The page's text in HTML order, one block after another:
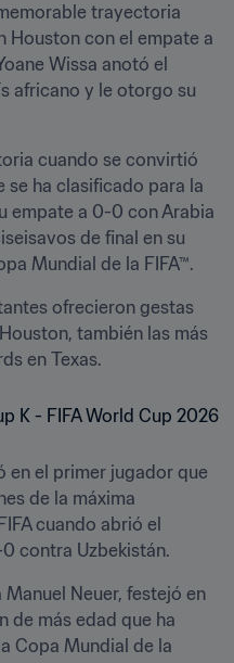
trayectoria
Houston con el empate a
Wissa anotó el
africano y le otorgo su
cuando se convirtió
se ha clasificado para la
empate a 0-0 con Arabia
de final en su
Mundial de la FIFA™.
ofrecieron gestas
también las más
en Texas.
en el primer jugador que
de la máxima
cuando abrió el
contra Uzbekistán.
Neuer, festejó en
de más edad que ha
Copa Mundial de la